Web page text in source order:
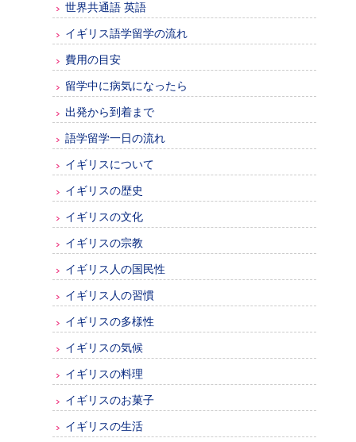
世界共通語 英語
イギリス語学留学の流れ
費用の目安
留学中に病気になったら
出発から到着まで
語学留学一日の流れ
イギリスについて
イギリスの歴史
イギリスの文化
イギリスの宗教
イギリス人の国民性
イギリス人の習慣
イギリスの多様性
イギリスの気候
イギリスの料理
イギリスのお菓子
イギリスの生活